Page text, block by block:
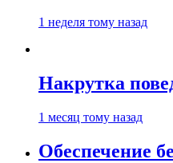
1 неделя тому назад
Накрутка
1 месяц тому назад
Обеспечение